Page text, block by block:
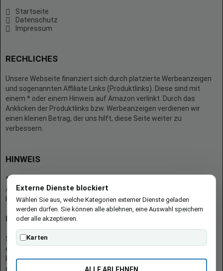
Startseite
Datenschutz
Impressum
RECHLICHES
Unsere Webseite finanziert sich durch platzierte Werbeanzeigen
und sogenannten Affiliate Links (Produktlinks). Diese sind mit
einem * oder einem Hinweis auf Amazon verlinkt. Durch das
Anklicken der Produktlinks bzw. Werbeanzeigen verdienen wir
einen kleinen Betrag, der uns hilft, diese Seite weiter zu
verbessern.
HINWEIS
* = Afilliate-Link (=Werbung)
Als Amazon-Partner verdient der Seitenbetreiber an qualifizierten
Käufen.
Hinweis zu Preisen und Verfügbarkeiten
Sofern Produktpreise und Verfügbarkeiten angezeigt werden,
entsprechen diese dem angegebenen Stand (Datum/Uhrzeit) und
können sich auf der verlinkten Seite jederzeit ändern. Für den Kauf
eines Produkts gelten die Angaben zu Preis und Verfügbarkeit, die
Externe Dienste blockiert
Wählen Sie aus, welche Kategorien externer Dienste geladen
werden dürfen. Sie können alle ablehnen, eine Auswahl speichern
oder alle akzeptieren.
Karten
ALLE ABLEHNEN